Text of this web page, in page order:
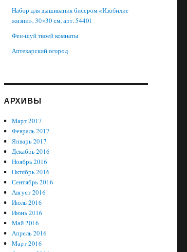
Набор для вышивания бисером «Изобилие
жизни», 30×30 см, арт. 54401
Фен-шуй твоей комнаты
Аптекарский огород
АРХИВЫ
Март 2017
Февраль 2017
Январь 2017
Декабрь 2016
Ноябрь 2016
Октябрь 2016
Сентябрь 2016
Август 2016
Июль 2016
Июнь 2016
Май 2016
Апрель 2016
Март 2016